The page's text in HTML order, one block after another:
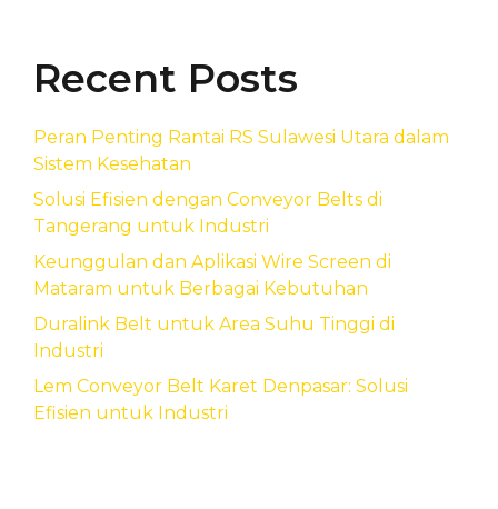
Recent Posts
Peran Penting Rantai RS Sulawesi Utara dalam
Sistem Kesehatan
Solusi Efisien dengan Conveyor Belts di
Tangerang untuk Industri
Keunggulan dan Aplikasi Wire Screen di
Mataram untuk Berbagai Kebutuhan
Duralink Belt untuk Area Suhu Tinggi di
Industri
Lem Conveyor Belt Karet Denpasar: Solusi
Efisien untuk Industri